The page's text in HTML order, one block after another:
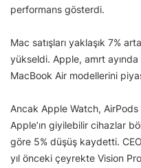
performans gösterdi.
Mac satışları yaklaşık 7%
yükseldi. Apple, amrt
MacBook Air modellerini
Ancak Apple Watch, AirPods
Apple’ın giyilebilir cihazlar
göre 5% düşüş kaydetti.
yıl önceki çeyrekte Vision